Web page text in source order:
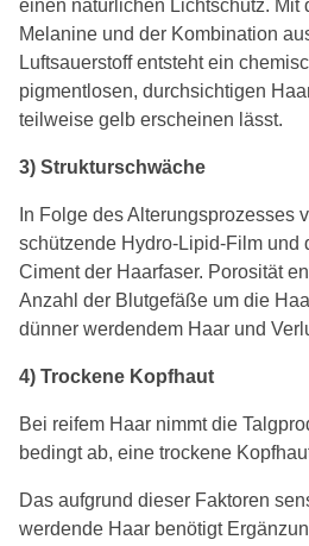
einen natürlichen Lichtschutz. Mit
Melanine und der Kombination
Luftsauerstoff entsteht ein
pigmentlosen, durchsichtigen
teilweise gelb erscheinen lässt.
3) Strukturschwäche
In Folge des Alterungsprozesses
schützende Hydro-Lipid-Film und
Ciment der Haarfaser. Porosität
Anzahl der Blutgefäße um die
dünner werdendem Haar und
4) Trockene Kopfhaut
Bei reifem Haar nimmt die
bedingt ab, eine trockene
Das aufgrund dieser Faktoren
werdende Haar benötigt